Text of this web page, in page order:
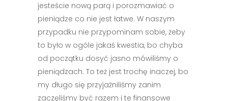
jesteście nową parą i porozmawiać o
pieniądze co nie jest łatwe. W naszym
przypadku nie przypominam sobie, żeby
to było w ogóle jakaś kwestia, bo chyba
od początku dosyć jasno mówiliśmy o
pieniądzach. To też jest trochę inaczej, bo
my długo się przyjaźniliśmy zanim
zaczęliśmy być razem i te finansowe